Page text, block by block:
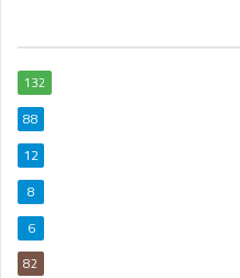
132
88
12
8
6
82